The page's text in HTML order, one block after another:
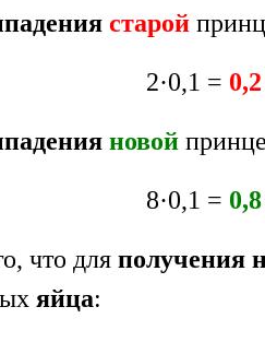
старой
2·0,1 = 0,2
новой
8·0,1 = 0,8
что для получения
яйца: